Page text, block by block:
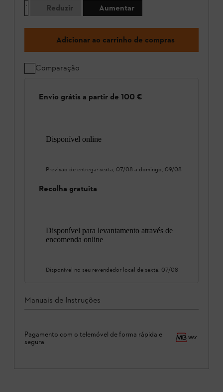
Reduzir
Aumentar
Adicionar ao carrinho de compras
Comparação
Envio grátis a partir de 100 €
Disponível online
Previsão de entrega: sexta, 07/08 a domingo, 09/08
Recolha gratuita
Disponível para levantamento através de
encomenda online
Disponível no seu revendedor local de sexta, 07/08
Manuais de Instruções
Pagamento com o telemóvel de forma rápida e
segura